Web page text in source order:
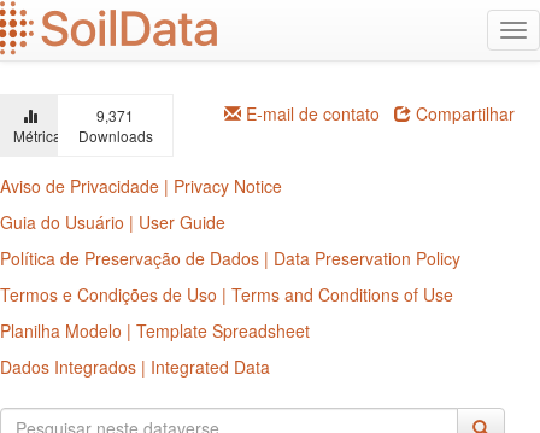
Ir
para
o
principal
Métricas
9,371
Downloads
E-mail de contato Compartilhar
Aviso de Privacidade | Privacy Notice
Guia do Usuário | User Guide
Política de Preservação de Dados | Data Preservation Policy
Termos e Condições de Uso | Terms and Conditions of Use
Planilha Modelo | Template Spreadsheet
Dados Integrados | Integrated Data